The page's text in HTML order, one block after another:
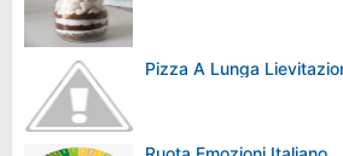
Pizza A Lunga